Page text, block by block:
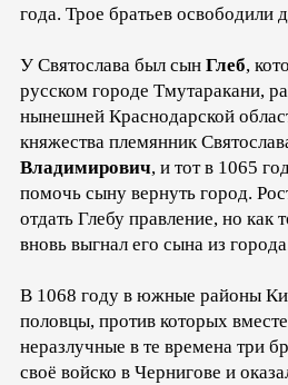
года. Трое братьев освободили
У Святослава был сын Глеб,
русском городе Тмутаракани,
нынешней Краснодарской
княжества племянник
Владимирович, и тот в 1065
помочь сыну вернуть город.
отдать Глебу правление, но как
вновь выгнал его сына из
В 1068 году в южные районы
половцы, против которых
неразлучные в те времена три
своё войско в Чернигове и